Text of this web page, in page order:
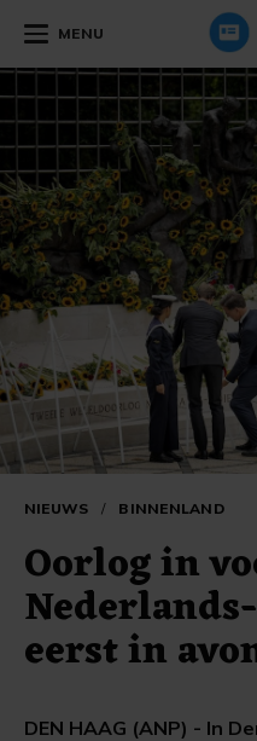
MENU
NIEUWS / BINNENLAND
Oorlog in
eerst in
DEN HAAG (ANP) - In